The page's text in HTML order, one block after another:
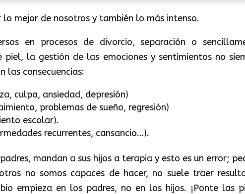
mejor de nosotros y también lo más intenso.
en procesos de divorcio, separación o
la gestión de las emociones y sentimientos no
las consecuencias:
culpa, ansiedad, depresión)
problemas de sueño, regresión)
escolar).
recurrentes, cansancio…).
mandan a sus hijos a terapia y esto es un error;
no somos capaces de hacer, no suele traer
empieza en los padres, no en los hijos. ¡Ponte las